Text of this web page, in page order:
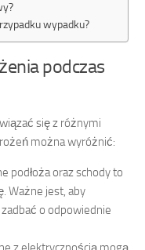
wypadku?
podczas
się z różnymi
można wyróżnić:
podłoża oraz schody to
Ważne jest, aby
o odpowiednie